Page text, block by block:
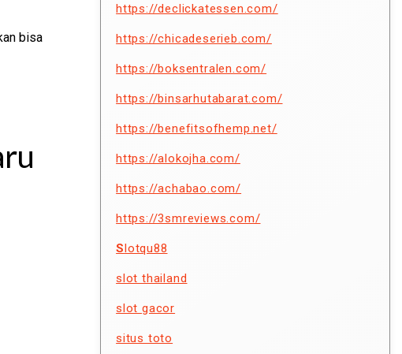
bisa
https://declickatessen.com/
https://chicadeserieb.com/
https://boksentralen.com/
https://binsarhutabarat.com/
https://benefitsofhemp.net/
https://alokojha.com/
https://achabao.com/
https://3smreviews.com/
Slotqu88
slot thailand
slot gacor
situs toto